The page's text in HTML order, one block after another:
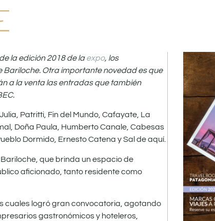
la edición 2018 de laexpo, los
Otra importante novedad es que
a la venta las entradas que también
Patritti, Fin del Mundo, Cafayate, La
Doña Paula, Humberto Canale, Cabesas
Dormido, Ernesto Catena y Sal de aquí.
que brinda un espacio de
aficionado, tanto residente como
cuales logró gran convocatoria, agotando
gastronómicos y hoteleros,